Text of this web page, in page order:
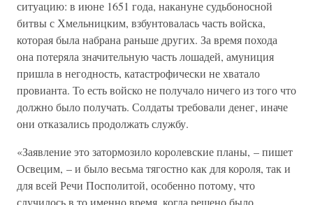
ситуацию: в июне 1651 года, накануне судьбоносной
битвы с Хмельницким, взбунтовалась часть войска,
которая была набрана раньше других. За время похода
она потеряла значительную часть лошадей, амуниция
пришла в негодность, катастрофически не хватало
провианта. То есть войско не получало ничего из того что
должно было получать. Солдаты требовали денег, иначе
они отказались продолжать службу.
«Заявление это затормозило королевские планы, – пишет
Освецим, – и было весьма тягостно как для короля, так и
для всей Речи Посполитой, особенно потому, что
случилось в то именно время, когда решено было